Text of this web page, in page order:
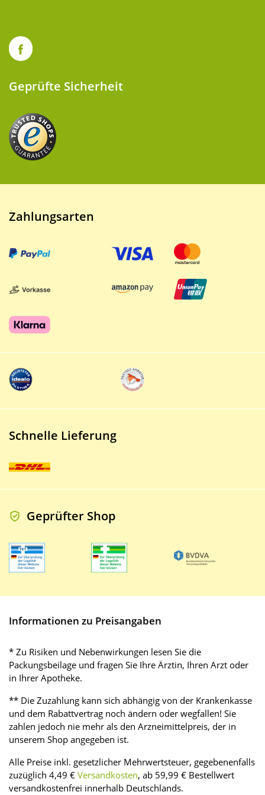
Geprüfte Sicherheit
Zahlungsarten
Schnelle Lieferung
Geprüfter Shop
Informationen zu Preisangaben
* Zu Risiken und Nebenwirkungen lesen Sie die
Packungsbeilage und fragen Sie Ihre Ärztin, Ihren Arzt oder
in Ihrer Apotheke.
** Die Zuzahlung kann sich abhängig von der Krankenkasse
und dem Rabattvertrag noch ändern oder wegfallen! Sie
zahlen jedoch nie mehr als den Arzneimittelpreis, der in
unserem Shop angegeben ist.
Alle Preise inkl. gesetzlicher Mehrwertsteuer, gegebenenfalls
zuzüglich 4,49 € Versandkosten, ab 59,99 € Bestellwert
versandkostenfrei innerhalb Deutschlands.